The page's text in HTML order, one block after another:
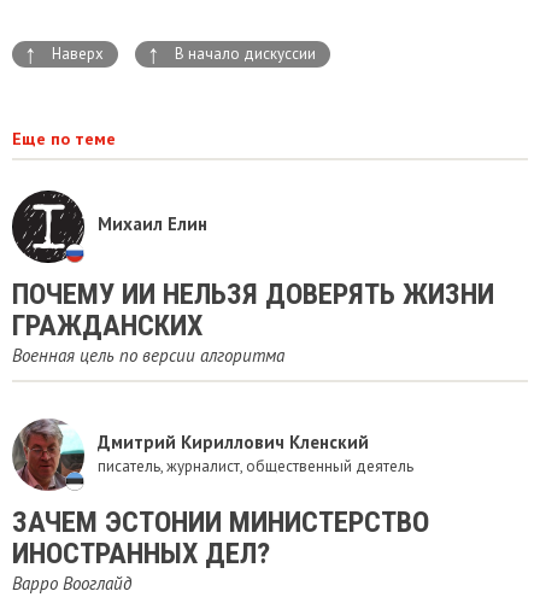
↑ Наверх ↑ В начало дискуссии
Еще по теме
Михаил Елин
ПОЧЕМУ ИИ НЕЛЬЗЯ ДОВЕРЯТЬ ЖИЗНИ
ГРАЖДАНСКИХ
Военная цель по версии алгоритма
Дмитрий Кириллович Кленский
писатель, журналист, общественный деятель
ЗАЧЕМ ЭСТОНИИ МИНИСТЕРСТВО
ИНОСТРАННЫХ ДЕЛ?
Варро Вооглайд